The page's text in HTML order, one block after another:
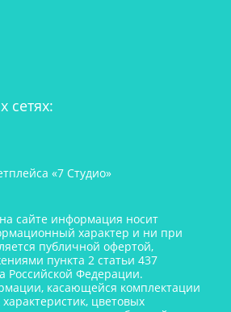
сетях:
«7 Студио»
сайте информация носит
характер и ни при
публичной офертой,
пункта 2 статьи 437
Российской Федерации.
касающейся комплектации
цветовых